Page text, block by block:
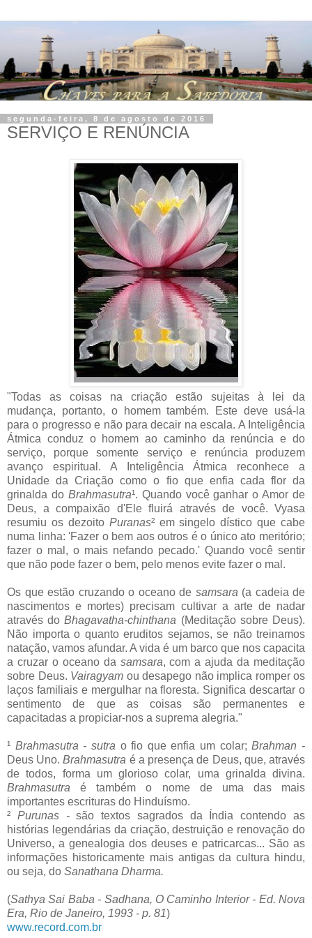
segunda-feira, 8 de agosto de 2016
SERVIÇO E RENÚNCIA
"Todas as coisas na criação estão sujeitas à lei da
mudança, portanto, o homem também. Este deve usá-la
para o progresso e não para decair na escala. A Inteligência
Átmica conduz o homem ao caminho da renúncia e do
serviço, porque somente serviço e renúncia produzem
avanço espiritual. A Inteligência Átmica reconhece a
Unidade da Criação como o fio que enfia cada flor da
grinalda do Brahmasutra¹. Quando você ganhar o Amor de
Deus, a compaixão d'Ele fluirá através de você. Vyasa
resumiu os dezoito Puranas² em singelo dístico que cabe
numa linha: 'Fazer o bem aos outros é o único ato meritório;
fazer o mal, o mais nefando pecado.' Quando você sentir
que não pode fazer o bem, pelo menos evite fazer o mal.
Os que estão cruzando o oceano de samsara (a cadeia de
nascimentos e mortes) precisam cultivar a arte de nadar
através doBhagavatha-chinthana (Meditação sobre Deus).
Não importa o quanto eruditos sejamos, se não treinamos
natação, vamos afundar. A vida é um barco que nos capacita
a cruzar o oceano da samsara, com a ajuda da meditação
sobre Deus. Vairagyam ou desapego não implica romper os
laços familiais e mergulhar na floresta. Significa descartar o
sentimento de que as coisas são permanentes e
capacitadas a propiciar-nos a suprema alegria."
¹ Brahmasutra - sutra o fio que enfia um colar;Brahman -
Deus Uno.Brahmasutra é a presença de Deus, que, através
de todos, forma um glorioso colar, uma grinalda divina.
Brahmasutra é também o nome de uma das mais
importantes escrituras do Hinduísmo.
² Purunas -são textos sagrados da Índia contendo as
histórias legendárias da criação, destruição e renovação do
Universo, a genealogia dos deuses e patricarcas... São as
informações historicamente mais antigas da cultura hindu,
ou seja, do Sanathana Dharma.
(Sathya Sai Baba - Sadhana, O Caminho Interior - Ed. Nova
Era, Rio de Janeiro, 1993 - p. 81)
www.record.com.br